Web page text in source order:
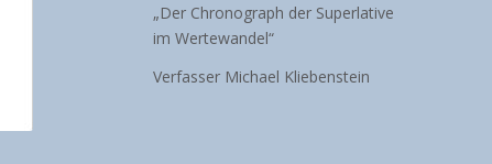
„Der Chronograph der Superlative
im Wertewandel“
Verfasser Michael Kliebenstein